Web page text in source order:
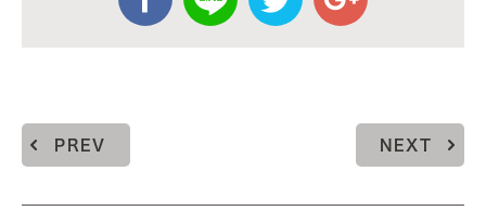
PREV NEXT